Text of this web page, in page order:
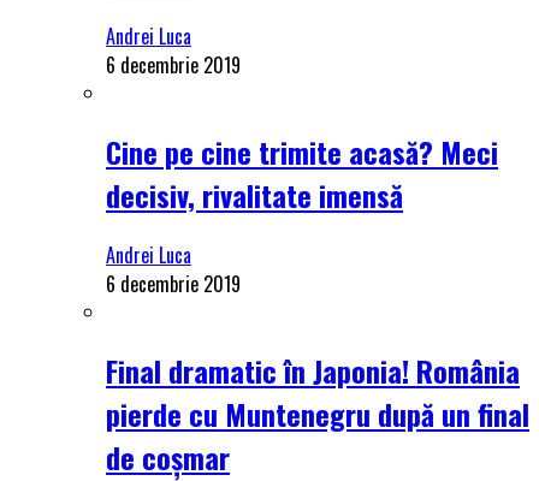
Andrei Luca
6 decembrie 2019
Cine pe cine trimite acasă? Meci
decisiv, rivalitate imensă
Andrei Luca
6 decembrie 2019
Final dramatic în Japonia! România
pierde cu Muntenegru după un final
de coșmar